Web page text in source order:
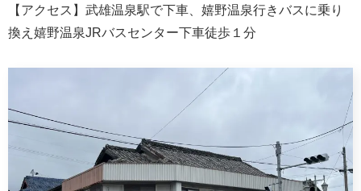
【アクセス】武雄温泉駅で下車、嬉野温泉行きバスに乗り
換え嬉野温泉JRバスセンター下車徒歩１分